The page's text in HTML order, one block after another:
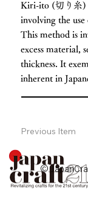
Kiri-ito (切り糸)
involving the
This method is
excess material,
thickness. It
inherent in
Previous Item
©